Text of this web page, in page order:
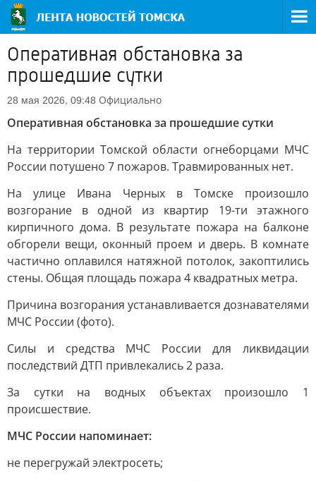
Оперативная обстановка за
прошедшие сутки
28 мая 2026, 09:48 Официально
Оперативная обстановка за прошедшие сутки
На территории Томской области огнеборцами МЧС
России потушено 7 пожаров. Травмированных нет.
На улице Ивана Черных в Томске произошло
возгорание в одной из квартир 19-ти этажного
кирпичного дома. В результате пожара на балконе
обгорели вещи, оконный проем и дверь. В комнате
частично оплавился натяжной потолок, закоптились
стены. Общая площадь пожара 4 квадратных метра.
Причина возгорания устанавливается дознавателями
МЧС России (фото).
Силы и средства МЧС России для ликвидации
последствий ДТП привлекались 2 раза.
За сутки на водных объектах произошло 1
происшествие.
МЧС России напоминает:
не перегружай электросеть;